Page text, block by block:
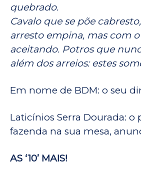
quebrado.
Cavalo que se põe
arresto empina, mas com
aceitando. Potros que
além dos arreios: estes
Em nome de BDM: o seu
Laticínios Serra Dourada: o
fazenda na sua mesa,
AS ‘10’ MAIS!